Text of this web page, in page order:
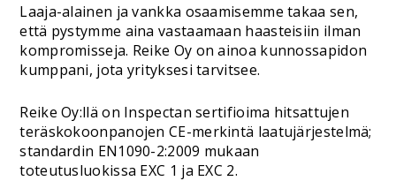
Laaja-alainen ja vankka osaamisemme takaa sen,
että pystymme aina vastaamaan haasteisiin ilman
kompromisseja. Reike Oy on ainoa kunnossapidon
kumppani, jota yrityksesi tarvitsee.
Reike Oy:llä on Inspectan sertifioima hitsattujen
teräskokoonpanojen CE-merkintä laatujärjestelmä;
standardin EN1090-2:2009 mukaan
toteutusluokissa EXC 1 ja EXC 2​.